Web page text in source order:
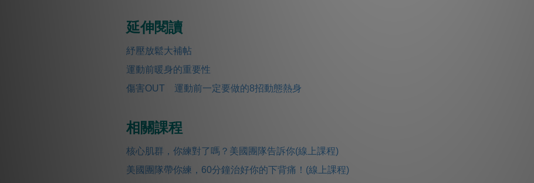
延伸閱讀
紓壓放鬆大補帖
運動前暖身的重要性
傷害OUT 運動前一定要做的8招動態熱身
相關課程
核心肌群，你練對了嗎？美國團隊告訴你(線上課程)
美國團隊帶你練，60分鐘治好你的下背痛！(線上課程)